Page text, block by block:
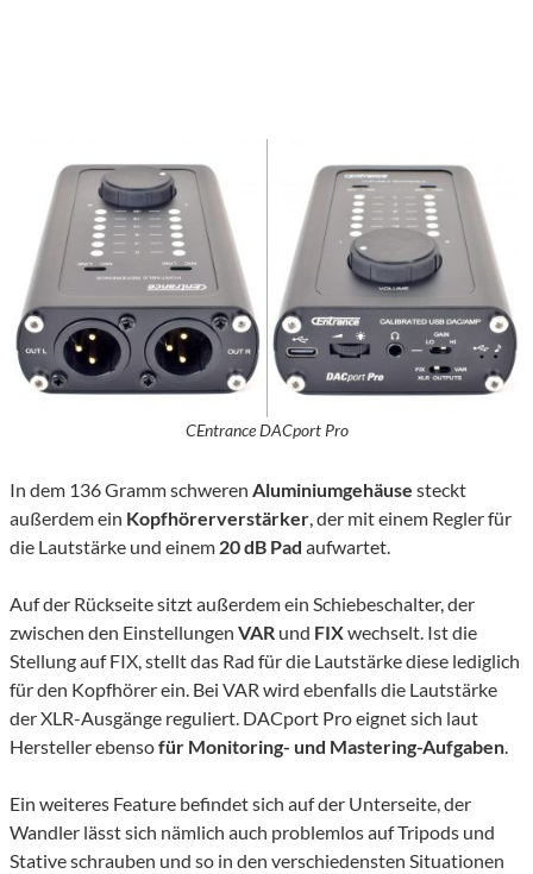
CEntrance DACport Pro
In dem 136 Gramm schweren Aluminiumgehäuse steckt
außerdem ein Kopfhörerverstärker, der mit einem Regler für
die Lautstärke und einem 20 dB Pad aufwartet.
Auf der Rückseite sitzt außerdem ein Schiebeschalter, der
zwischen den Einstellungen VAR und FIXwechselt. Ist die
Stellung auf FIX, stellt das Rad für die Lautstärke diese lediglich
für den Kopfhörer ein. Bei VAR wird ebenfalls die Lautstärke
der XLR-Ausgänge reguliert. DACport Pro eignet sich laut
Hersteller ebensofür Monitoring- und Mastering-Aufgaben.
Ein weiteres Feature befindet sich auf der Unterseite, der
Wandler lässt sich nämlich auch problemlos auf Tripods und
Stative schrauben und so in den verschiedensten Situationen